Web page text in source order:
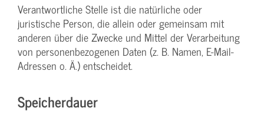
Verantwortliche Stelle ist die natürliche oder
juristische Person, die allein oder gemeinsam mit
anderen über die Zwecke und Mittel der Verarbeitung
von personenbezogenen Daten (z. B. Namen, E-Mail-
Adressen o. Ä.) entscheidet.
Speicherdauer